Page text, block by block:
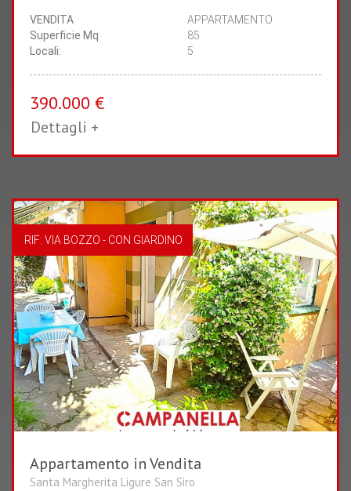
VENDITA
APPARTAMENTO
Superficie Mq
85
Locali:
5
390.000 €
Dettagli +
RIF: VIA BOZZO - CON GIARDINO
2
Appartamento in Vendita
Santa Margherita Ligure San Siro